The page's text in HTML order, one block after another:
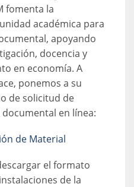
fomenta la
académica para
apoyando
docencia y
en economía. A
ponemos a su
de solicitud de
en línea:
de Material
el formato
de la